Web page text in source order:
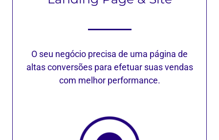
O seu negócio precisa de uma página de
altas conversões para efetuar suas vendas
com melhor performance.